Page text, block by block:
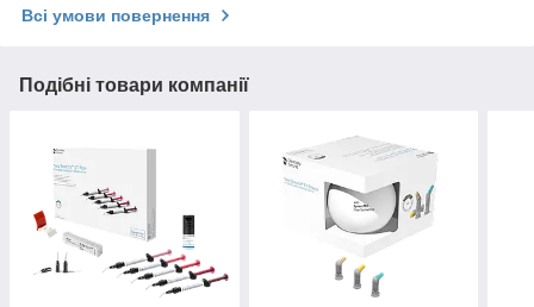
Всі умови повернення
Подібні товари компанії